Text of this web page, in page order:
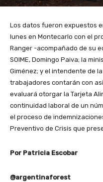
Los datos fueron expuestos
lunes en Montecarlo con el
Ranger -acompañado de su
SOIME, Domingo Paiva; la
Giménez; y el intendente de
trabajadores contarán con
evaluará otorgar la Tarjeta
continuidad laboral de un
el proceso de
Preventivo de Crisis que
Por Patricia Escobar
@argentinaforest